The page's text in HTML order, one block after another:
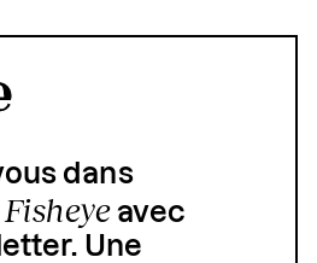
dans
Fisheyeavec
Une